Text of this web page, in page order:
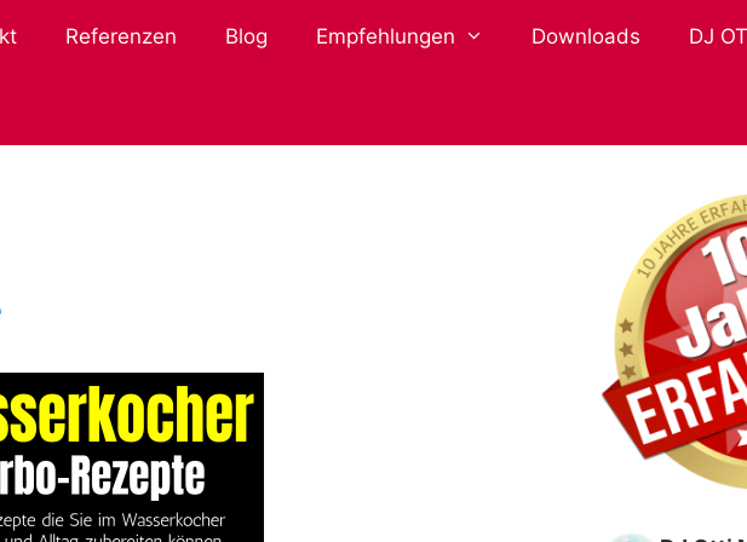
Referenzen Blog Empfehlungen Downloads DJ